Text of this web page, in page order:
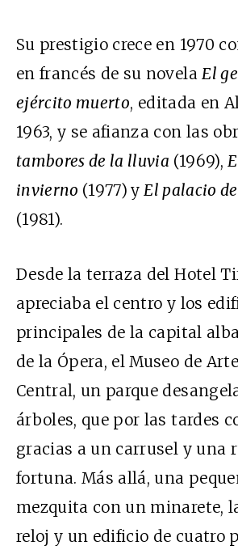
Su prestigio crece en 1970
en francés de su novela El
ejército muerto, editada en
1963, y se afianza con las
tambores de la lluvia (1969),
invierno (1977) y El palacio
(1981).
Desde la terraza del Hotel
apreciaba el centro y los
principales de la capital
de la Ópera, el Museo de
Central, un parque
árboles, que por las tardes
gracias a un carrusel y una
fortuna. Más allá, una
mezquita con un minarete,
reloj y un edificio de cuatro